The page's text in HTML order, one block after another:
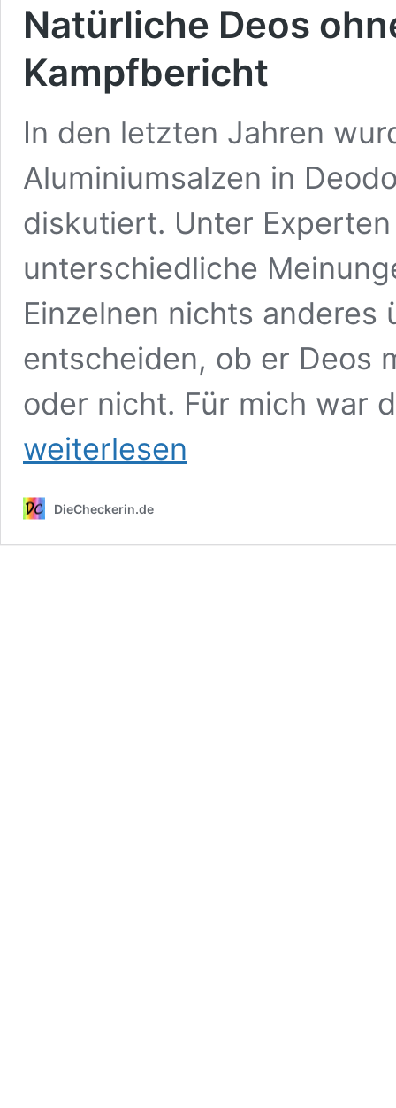
Natürliche Deos
Kampfbericht
In den letzten Jahren
Aluminiumsalzen in
diskutiert. Unter
unterschiedliche
Einzelnen nichts
entscheiden, ob er Deos
oder nicht. Für mich war
Natürliche
Deos
–
Kampfbericht
weiterlesen
DieCheckerin.de